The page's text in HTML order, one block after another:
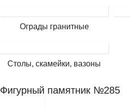
Ограды гранитные
Столы, скамейки, вазоны
Фигурный памятник №285